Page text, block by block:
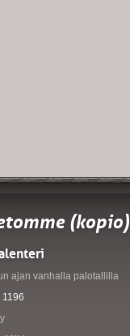
(kopio)
ajan vanhalla palotallilla